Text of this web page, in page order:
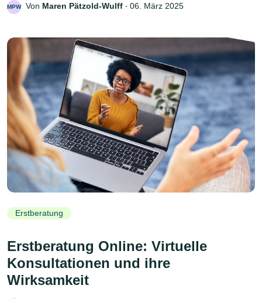
MPW Von Maren Pätzold-Wulff ‧ 06. März 2025
Erstberatung
Erstberatung Online: Virtuelle
Konsultationen und ihre
Wirksamkeit